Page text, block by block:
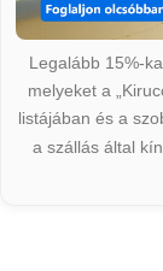
Legalább 15%-
melyeket a
listájában és a
a szállás által